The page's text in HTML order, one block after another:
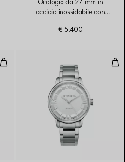
Orologio da 27 mm in
acciaio inossidabile con
€ 5.400
Orologio da 27 mm in acciaio